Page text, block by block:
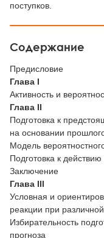
поступков.
Содержание
Предисловие
Глава I
Активность и
Глава II
Подготовка к
на основании
Модель
Подготовка к
Заключение
Глава III
Условная и
реакции при
Избирательность
прогноза